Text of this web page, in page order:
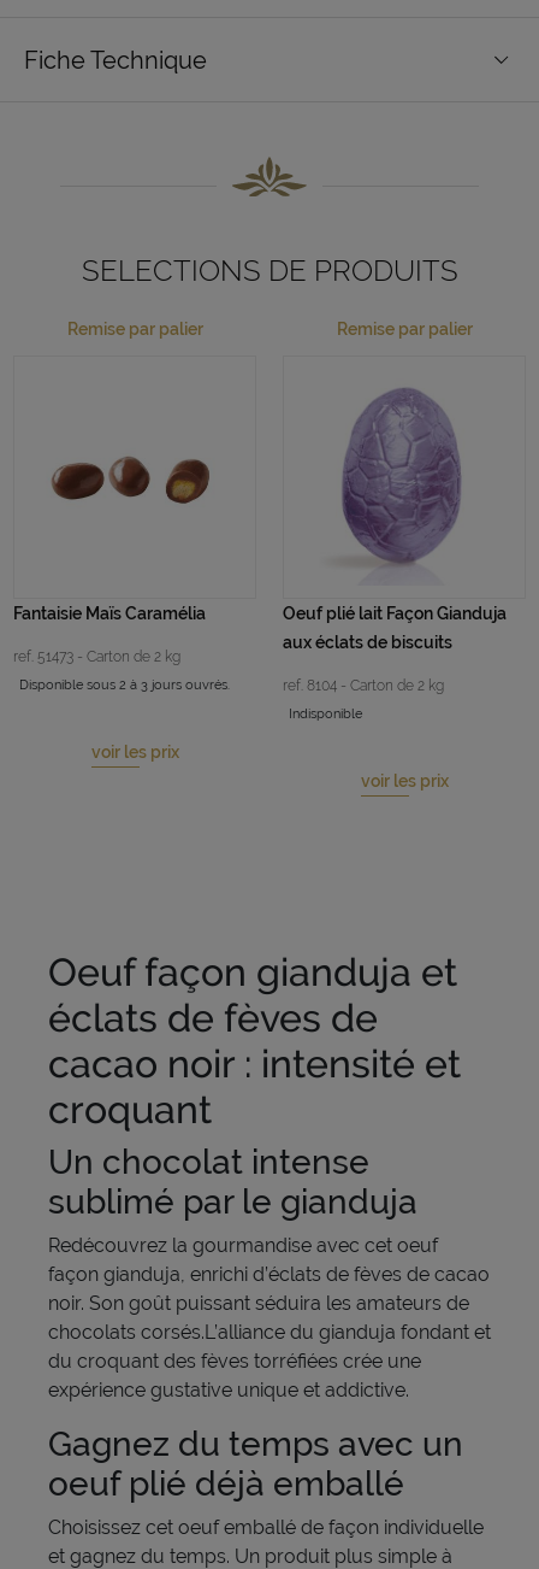
Fiche Technique
SELECTIONS DE PRODUITS
Remise par palier
Fantaisie Maïs Caramélia
ref. 51473 - Carton de 2 kg
Disponible sous 2 à 3 jours ouvrés.
voir les prix
Remise par palier
Oeuf plié lait Façon Gianduja
aux éclats de biscuits
ref. 8104 - Carton de 2 kg
Indisponible
voir les prix
Oeuf façon gianduja et
éclats de fèves de
cacao noir : intensité et
croquant
Un chocolat intense
sublimé par le gianduja
Redécouvrez la gourmandise avec cet oeuf
façon gianduja, enrichi d’éclats de fèves de cacao
noir. Son goût puissant séduira les amateurs de
chocolats corsés.L’alliance du gianduja fondant et
du croquant des fèves torréfiées crée une
expérience gustative unique et addictive.
Gagnez du temps avec un
oeuf plié déjà emballé
Choisissez cet oeuf emballé de façon individuelle
et gagnez du temps. Un produit plus simple à